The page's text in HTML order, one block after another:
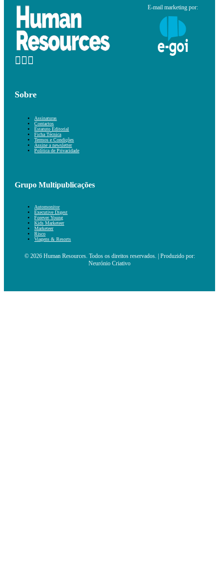
E-mail marketing por:
Sobre
Assinaturas
Contactos
Estatuto Editorial
Ficha Técnica
Termos e Condições
Assine a newsletter
Política de Privacidade
Grupo Multipublicações
Automonitor
Executive Digest
Forever Young
Kids Marketeer
Marketeer
Risco
Viagens & Resorts
© 2026 Human Resources. Todos os direitos reservados. | Produzido por:
Neurónio Criativo